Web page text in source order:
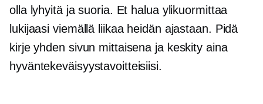
olla lyhyitä ja suoria. Et halua ylikuormittaa
lukijaasi viemällä liikaa heidän ajastaan. Pidä
kirje yhden sivun mittaisena ja keskity aina
hyväntekeväisyystavoitteisiisi.